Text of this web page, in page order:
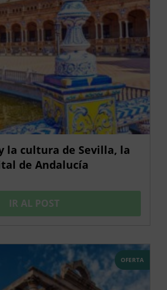
la cultura de Sevilla, la
de Andalucía
IR AL POST
OFERTA